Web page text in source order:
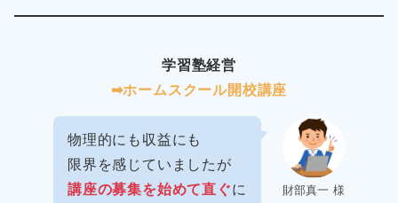
学習塾経営
➡︎ホームスクール開校講座
財部真一 様
物理的にも収益にも
限界を感じていましたが
講座の募集を始めて直ぐに